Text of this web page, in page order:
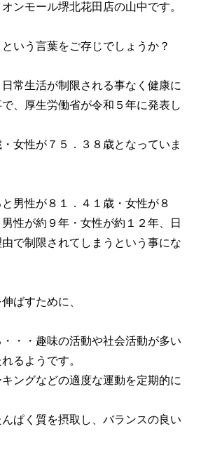
ンモール堺北花田店の山中です。
いう言葉をご存じでしょうか？
日常生活が制限される事なく健康に
、厚生労働省が令和５年に発表し
女性が７５．３８歳となっていま
男性が８１．４１歳・女性が８
性が約９年・女性が約１２年、日
で制限されてしまうという事にな
ばすために、
・・趣味の活動や社会活動が多い
るようです。
ングなどの適度な運動を定期的に
ぱく質を摂取し、バランスの良い